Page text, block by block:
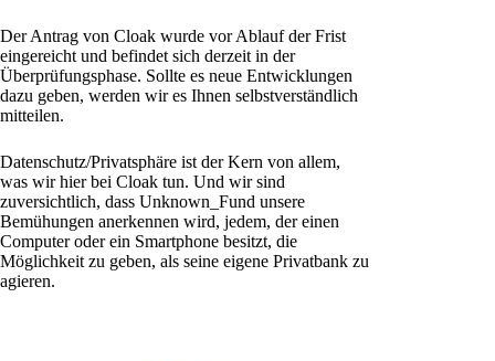
Der Antrag von Cloak wurde vor Ablauf der Frist
eingereicht und befindet sich derzeit in der
Überprüfungsphase. Sollte es neue Entwicklungen
dazu geben, werden wir es Ihnen selbstverständlich
mitteilen.
Datenschutz/Privatsphäre ist der Kern von allem,
was wir hier bei Cloak tun. Und wir sind
zuversichtlich, dass Unknown_Fund unsere
Bemühungen anerkennen wird, jedem, der einen
Computer oder ein Smartphone besitzt, die
Möglichkeit zu geben, als seine eigene Privatbank zu
agieren.